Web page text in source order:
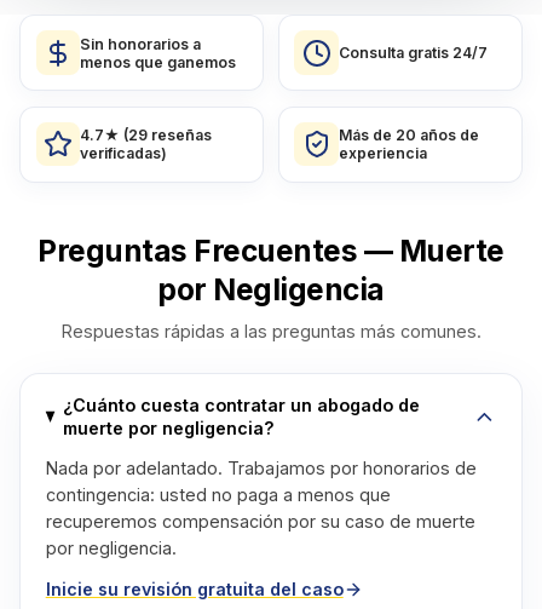
Sin honorarios a
menos que ganemos
Consulta gratis 24/7
4.7★ (29 reseñas
verificadas)
Más de 20 años de
experiencia
Preguntas Frecuentes — Muerte
por Negligencia
Respuestas rápidas a las preguntas más comunes.
¿Cuánto cuesta contratar un abogado de
muerte por negligencia?
Nada por adelantado. Trabajamos por honorarios de
contingencia: usted no paga a menos que
recuperemos compensación por su caso de muerte
por negligencia.
Inicie su revisión gratuita del caso